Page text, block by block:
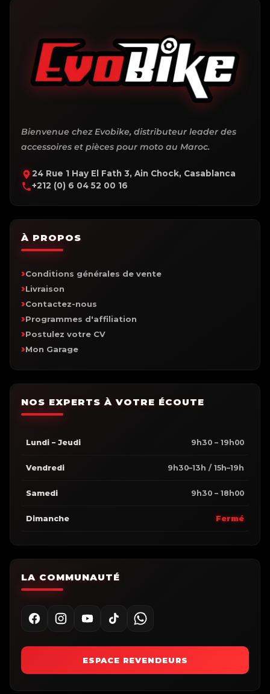
Bienvenue chez Evobike, distributeur leader des
accessoires et pièces pour moto au Maroc.
24 Rue 1 Hay El Fath 3, Ain Chock, Casablanca
+212 (0) 6 04 52 00 16
À PROPOS
Conditions générales de vente
Livraison
Contactez-nous
Programmes d'affiliation
Postulez votre CV
Mon Garage
NOS EXPERTS À VOTRE ÉCOUTE
Lundi – Jeudi 9h30 – 19h00
Vendredi 9h30–13h / 15h–19h
Samedi 9h30 – 18h00
Dimanche Fermé
LA COMMUNAUTÉ
ESPACE REVENDEURS